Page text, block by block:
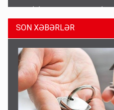
SON XƏBƏRLƏR